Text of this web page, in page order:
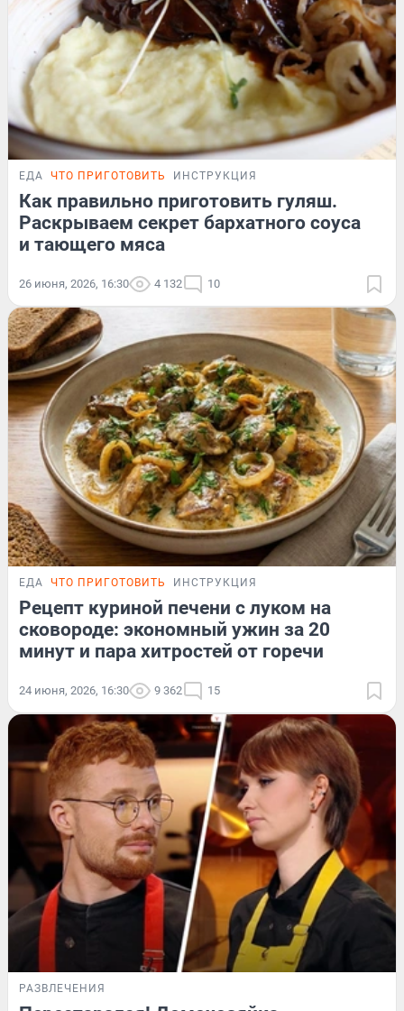
ЕДА ЧТО ПРИГОТОВИТЬ ИНСТРУКЦИЯ
Как правильно приготовить гуляш.
Раскрываем секрет бархатного соуса
и тающего мяса
26 июня, 2026, 16:30 4 132 10
ЕДА ЧТО ПРИГОТОВИТЬ ИНСТРУКЦИЯ
Рецепт куриной печени с луком на
сковороде: экономный ужин за 20
минут и пара хитростей от горечи
24 июня, 2026, 16:30 9 362 15
РАЗВЛЕЧЕНИЯ